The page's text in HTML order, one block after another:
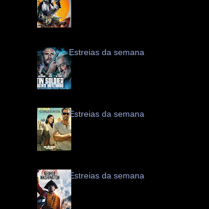
Estreias da semana
Estreias da semana
Estreias da semana